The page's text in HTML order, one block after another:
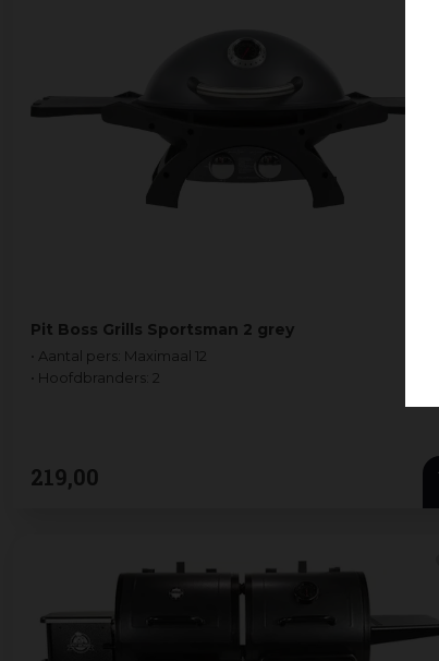
Pit Boss Grills Sportsman 2 grey
• Aantal pers: Maximaal 12
• Hoofdbranders: 2
219,00